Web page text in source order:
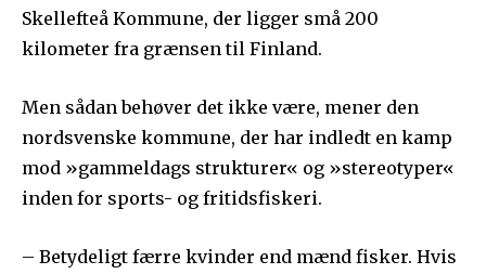
Skellefteå Kommune, der ligger små 200
kilometer fra grænsen til Finland.
Men sådan behøver det ikke være, mener den
nordsvenske kommune, der har indledt en kamp
mod »gammeldags strukturer« og »stereotyper«
inden for sports- og fritidsfiskeri.
– Betydeligt færre kvinder end mænd fisker. Hvis